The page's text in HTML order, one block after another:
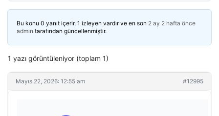
Bu konu 0 yanıt içerir, 1 izleyen vardır ve en son 2 ay 2 hafta önce
admin tarafından güncellenmiştir.
1 yazı görüntüleniyor (toplam 1)
Mayıs 22, 2026: 12:55 am #12995